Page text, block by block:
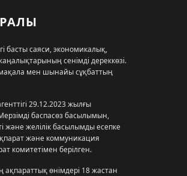
басты саяси, экономикалық,
сенімді дереккөзі.
мен шынайы сұқбаттың
29.12.2023 жылғы
баспасөз басылымын,
және желілік басылымды есепке
және коммуникация
комитетімен берілген.
ақпараттық өнімдері 18 жастан